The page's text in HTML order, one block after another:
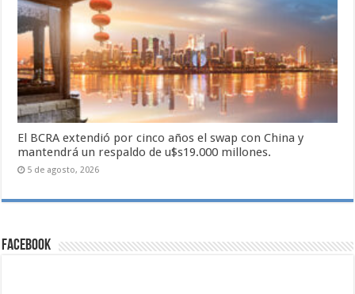
El BCRA extendió por cinco años el swap con China y
mantendrá un respaldo de u$s19.000 millones.
5 de agosto, 2026
Facebook